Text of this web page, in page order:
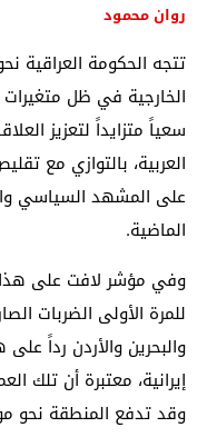
روان محمود
تتجه الحكومة العراقية
الخارجية في ظل
سعياً متزايداً لتعزيز
العربية، بالتوازي مع
على المشهد السياسي
الماضية.
وفي مؤشر لافت على هذا
للمرة الأولى الضربات
والبحرين والأردن رداً
إيرانية، معتبرة أن تلك
وقد تدفع المنطقة نحو